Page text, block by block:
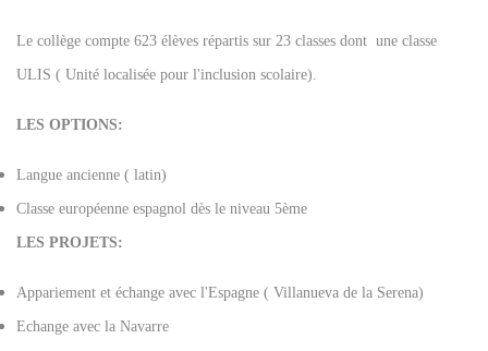
Le collège compte 623 élèves répartis sur 23 classes dont une classe
ULIS ( Unité localisée pour l'inclusion scolaire).
LES OPTIONS:
Langue ancienne ( latin)
Classe européenne espagnol dès le niveau 5ème
LES PROJETS:
Appariement et échange avec l'Espagne ( Villanueva de la Serena)
Echange avec la Navarre